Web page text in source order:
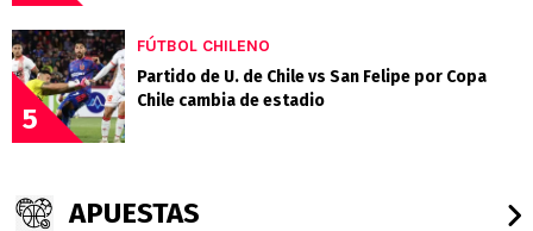
5
FÚTBOL CHILENO
Partido de U. de Chile vs San Felipe por Copa
Chile cambia de estadio
APUESTAS